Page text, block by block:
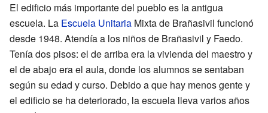
El edificio más importante del pueblo es la antigua
escuela. La Escuela Unitaria Mixta de Brañasivil funcionó
desde 1948. Atendía a los niños de Brañasivil y Faedo.
Tenía dos pisos: el de arriba era la vivienda del maestro y
el de abajo era el aula, donde los alumnos se sentaban
según su edad y curso. Debido a que hay menos gente y
el edificio se ha deteriorado, la escuela lleva varios años